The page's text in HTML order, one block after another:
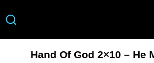
Hand Of God 2×10 – He